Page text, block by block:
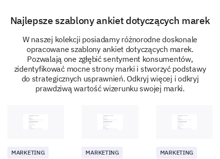
Other factors
Your suggestions
our brand.
Najlepsze szablony ankiet dotyczących marek
W naszej kolekcji posiadamy różnorodne doskonale
opracowane szablony ankiet dotyczących marek.
Pozwalają one zgłębić sentyment konsumentów,
zidentyfikować mocne strony marki i stworzyć podstawy
do strategicznych usprawnień. Odkryj więcej i odkryj
prawdziwą wartość wizerunku swojej marki.
MARKETING MARKETING MARKETING